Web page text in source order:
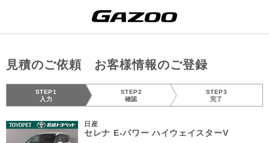
見積のご依頼 お客様情報のご登録
STEP1
入力
STEP2
確認
STEP3
完了
日産
セレナ E-パワー ハイウェイスターV